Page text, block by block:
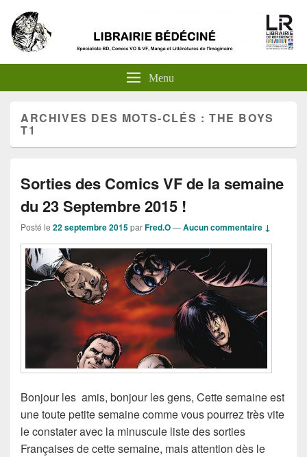
Menu
ARCHIVES DES MOTS-CLÉS :THE BOYS
T1
Sorties des Comics VF de la semaine
du 23 Septembre 2015 !
Posté le 22 septembre 2015parFred.O—Aucun commentaire ↓
Bonjour les amis, bonjour les gens, Cette semaine est
une toute petite semaine comme vous pourrez très vite
le constater avec la minuscule liste des sorties
Françaises de cette semaine, mais attention dès le